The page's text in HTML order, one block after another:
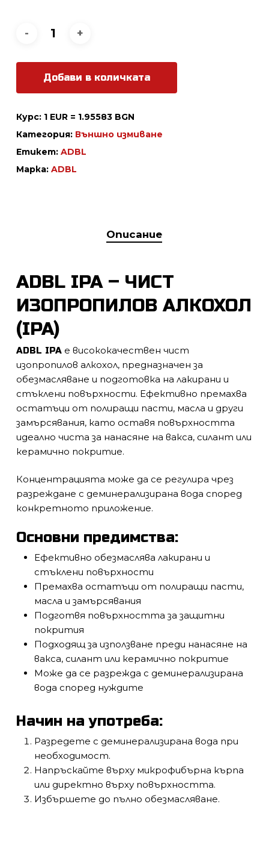
Добави в количката
Курс: 1 EUR = 1.95583 BGN
Категория: Външно измиване
Етикет: ADBL
Марка: ADBL
Описание
ADBL IPA – ЧИСТ
ИЗОПРОПИЛОВ АЛКОХОЛ
(IPA)
ADBL IPAе висококачествен чист
изопропилов алкохол, предназначен за
обезмасляване и подготовка на лакирани и
стъклени повърхности. Ефективно премахва
остатъци от полиращи пасти, масла и други
замърсявания, като оставя повърхността
идеално чиста за нанасяне на вакса, силант или
керамично покритие.
Концентрацията може да се регулира чрез
разреждане с деминерализирана вода според
конкретното приложение.
Основни предимства:
Ефективно обезмаслява лакирани и
стъклени повърхности
Премахва остатъци от полиращи пасти,
масла и замърсявания
Подготвя повърхността за защитни
покрития
Подходящ за използване преди нанасяне на
вакса, силант или керамично покритие
Може да се разрежда с деминерализирана
вода според нуждите
Начин на употреба:
Разредете с деминерализирана вода при
необходимост.
Напръскайте върху микрофибърна кърпа
или директно върху повърхността.
Избършете до пълно обезмасляване.